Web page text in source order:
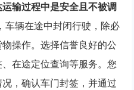
输过程中是安全且不被调
车辆在途中封闭行驶，除必
操作。选择信誉良好的公
在途定位查询等服务。您
，确认车门封签，并通过